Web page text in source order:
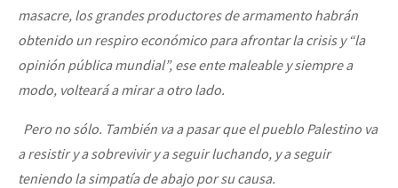
masacre, los grandes productores de armamento habrán
obtenido un respiro económico para afrontar la crisis y “la
opinión pública mundial”, ese ente maleable y siempre a
modo, volteará a mirar a otro lado.
Pero no sólo. También va a pasar que el pueblo Palestino va
a resistir y a sobrevivir y a seguir luchando, y a seguir
teniendo la simpatía de abajo por su causa.